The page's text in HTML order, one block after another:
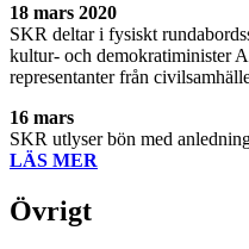
18 mars 2020
SKR deltar i fysiskt
kultur- och demokratiminister
representanter från
16 mars
SKR utlyser bön med
LÄS MER
Övrigt